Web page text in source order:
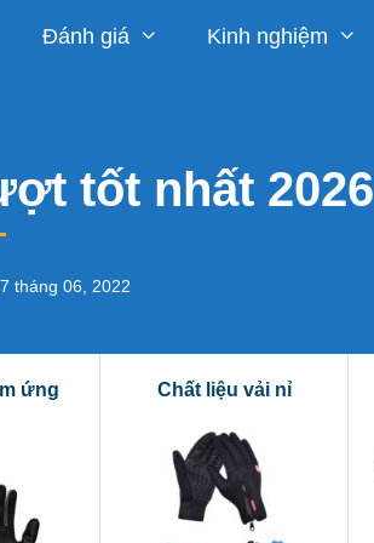
Đánh giá Kinh nghiệm
tốt nhất 2026
tháng 06, 2022
ứng Chất liệu vải nỉ